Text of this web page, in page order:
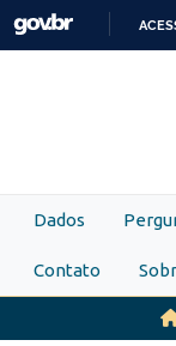
Skip to main content
Dados
Contato